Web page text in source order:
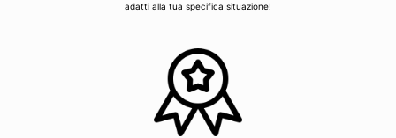
adatti alla tua specifica situazione!